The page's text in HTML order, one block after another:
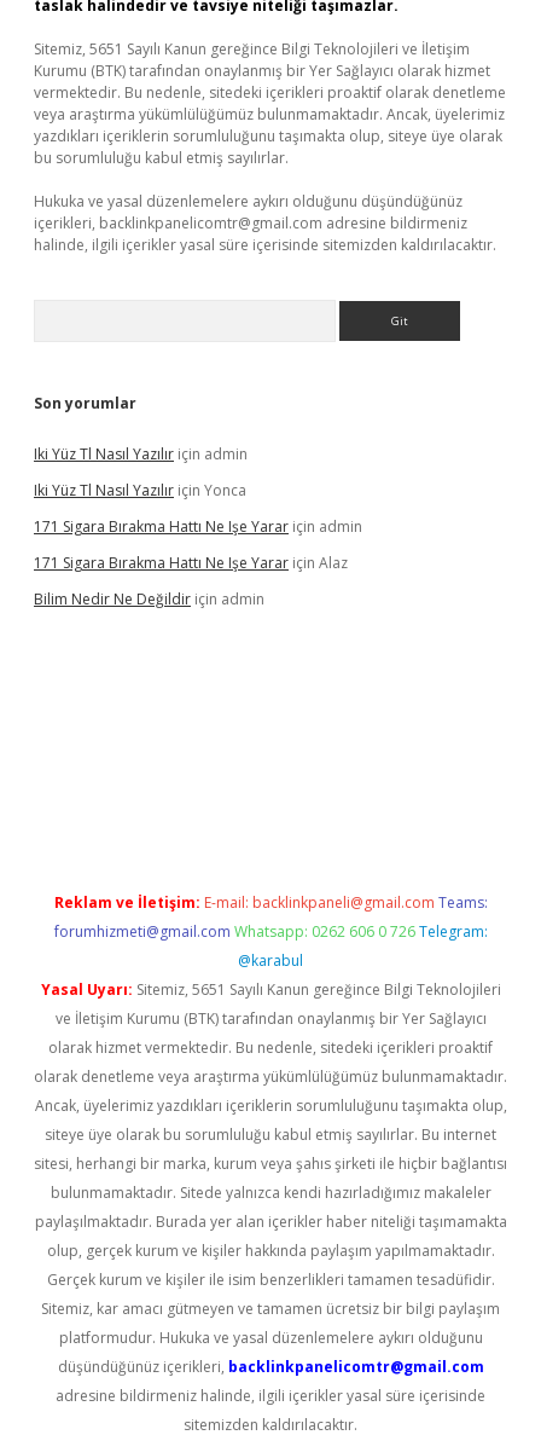
taslak halindedir ve tavsiye niteliği taşımazlar.
Sitemiz, 5651 Sayılı Kanun gereğince Bilgi Teknolojileri ve İletişim
Kurumu (BTK) tarafından onaylanmış bir Yer Sağlayıcı olarak hizmet
vermektedir. Bu nedenle, sitedeki içerikleri proaktif olarak denetleme
veya araştırma yükümlülüğümüz bulunmamaktadır. Ancak, üyelerimiz
yazdıkları içeriklerin sorumluluğunu taşımakta olup, siteye üye olarak
bu sorumluluğu kabul etmiş sayılırlar.
Hukuka ve yasal düzenlemelere aykırı olduğunu düşündüğünüz
içerikleri, backlinkpanelicomtr@gmail.com adresine bildirmeniz
halinde, ilgili içerikler yasal süre içerisinde sitemizden kaldırılacaktır.
Son yorumlar
Iki Yüz Tl Nasıl Yazılır için admin
Iki Yüz Tl Nasıl Yazılır için Yonca
171 Sigara Bırakma Hattı Ne Işe Yarar için admin
171 Sigara Bırakma Hattı Ne Işe Yarar için Alaz
Bilim Nedir Ne Değildir için admin
Reklam ve İletişim: E-mail: backlinkpaneli@gmail.com Teams:
forumhizmeti@gmail.com Whatsapp: 0262 606 0 726 Telegram:
@karabul
Yasal Uyarı: Sitemiz, 5651 Sayılı Kanun gereğince Bilgi Teknolojileri
ve İletişim Kurumu (BTK) tarafından onaylanmış bir Yer Sağlayıcı
olarak hizmet vermektedir. Bu nedenle, sitedeki içerikleri proaktif
olarak denetleme veya araştırma yükümlülüğümüz bulunmamaktadır.
Ancak, üyelerimiz yazdıkları içeriklerin sorumluluğunu taşımakta olup,
siteye üye olarak bu sorumluluğu kabul etmiş sayılırlar. Bu internet
sitesi, herhangi bir marka, kurum veya şahıs şirketi ile hiçbir bağlantısı
bulunmamaktadır. Sitede yalnızca kendi hazırladığımız makaleler
paylaşılmaktadır. Burada yer alan içerikler haber niteliği taşımamakta
olup, gerçek kurum ve kişiler hakkında paylaşım yapılmamaktadır.
Gerçek kurum ve kişiler ile isim benzerlikleri tamamen tesadüfidir.
Sitemiz, kar amacı gütmeyen ve tamamen ücretsiz bir bilgi paylaşım
platformudur. Hukuka ve yasal düzenlemelere aykırı olduğunu
düşündüğünüz içerikleri, backlinkpanelicomtr@gmail.com
adresine bildirmeniz halinde, ilgili içerikler yasal süre içerisinde
sitemizden kaldırılacaktır.